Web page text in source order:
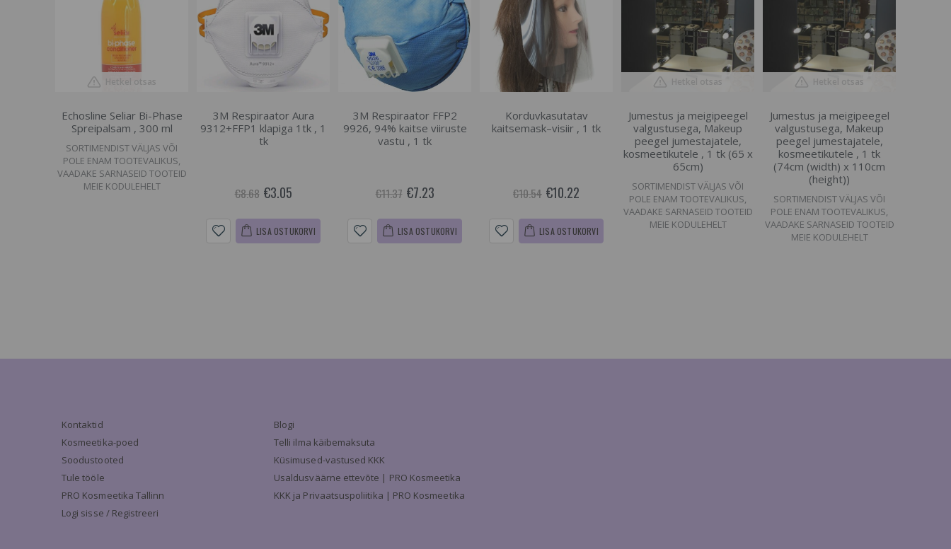
Hetkel otsas
Echosline Seliar Bi-Phase
Spreipalsam , 300 ml
SORTIMENDIST VÄLJAS VÕI
POLE ENAM TOOTEVALIKUS,
VAADAKE SARNASEID TOOTEID
MEIE KODULEHELT
3M Respiraator Aura
9312+FFP1 klapiga 1tk , 1
tk
€8.68 €3.05
LISA OSTUKORVI
3M Respiraator FFP2
9926, 94% kaitse viiruste
vastu , 1 tk
€11.37 €7.23
LISA OSTUKORVI
Korduvkasutatav
kaitsemask–visiir , 1 tk
€10.54 €10.22
LISA OSTUKORVI
Hetkel otsas
Jumestus ja meigipeegel
valgustusega, Makeup
peegel jumestajatele,
kosmeetikutele , 1 tk (65 x
65cm)
SORTIMENDIST VÄLJAS VÕI
POLE ENAM TOOTEVALIKUS,
VAADAKE SARNASEID TOOTEID
MEIE KODULEHELT
Hetkel otsas
Jumestus ja meigipeegel
valgustusega, Makeup
peegel jumestajatele,
kosmeetikutele , 1 tk
(74cm (width) x 110cm
(height))
SORTIMENDIST VÄLJAS VÕI
POLE ENAM TOOTEVALIKUS,
VAADAKE SARNASEID TOOTEID
MEIE KODULEHELT
Kontaktid
Kosmeetika-poed
Soodustooted
Tule tööle
PRO Kosmeetika Tallinn
Logi sisse / Registreeri
Blogi
Telli ilma käibemaksuta
Küsimused-vastused KKK
Usaldusväärne ettevõte | PRO Kosmeetika
KKK ja Privaatsuspoliitika | PRO Kosmeetika